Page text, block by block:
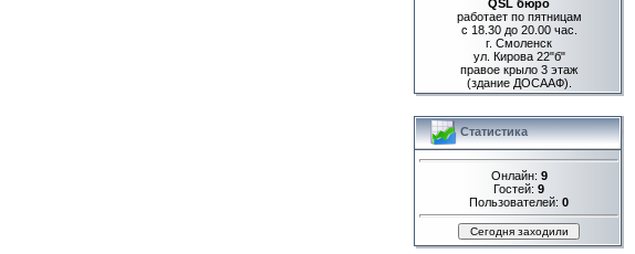
QSL бюро
работает по пятницам
с 18.30 до 20.00 час.
г. Смоленск
ул. Кирова 22"б"
правое крыло 3 этаж
(здание ДОСААФ).
Статистика
Онлайн: 9
Гостей: 9
Пользователей: 0